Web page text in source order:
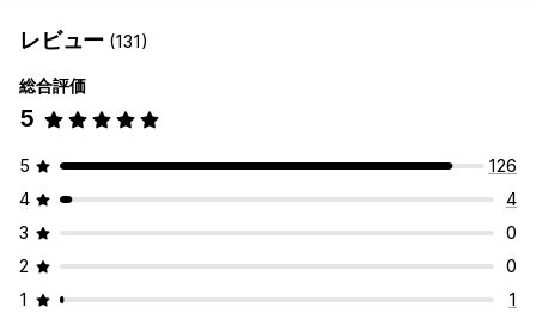
レビュー (131)
総合評価
5
5
126
4
4
3
0
2
0
1
1